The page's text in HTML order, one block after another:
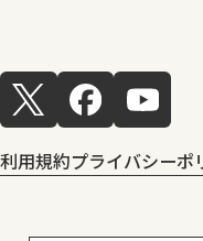
利用規約プライバシーポ